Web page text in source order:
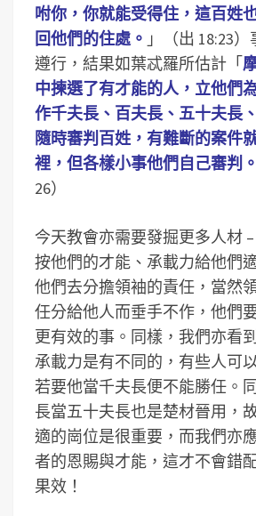
咐你，你就能受得住，這百姓
回他們的住處。 」（出 18:23
遵行，結果如葉忒羅所估計「
中揀選了有才能的人，立他們
作千夫長、百夫長、五十夫長
隨時審判百姓，有難斷的案件
裡，但各樣小事他們自己審判。
26）
今天教會亦需要發掘更多人材 –
按他們的才能、承載力給他們
他們去分擔領袖的責任，當然
任分給他人而垂手不作，他們
更有效的事。同樣，我們亦看
承載力是有不同的，有些人可
若要他當千夫長便不能勝任。
長當五十夫長也是楚材晉用，
適的崗位是很重要，而我們亦
者的恩賜與才能，這才不會錯
果效！